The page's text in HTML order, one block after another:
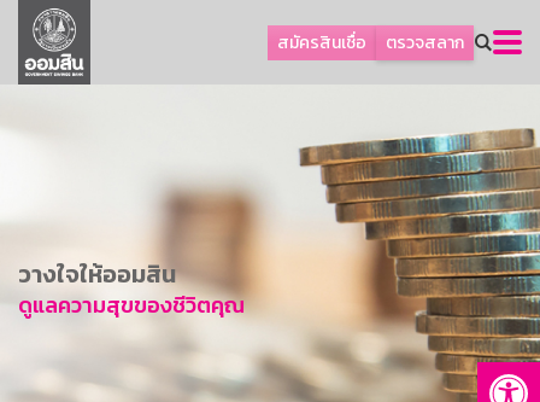
สมัครสินเชื่อ ตรวจสลาก
ลูกค้าธุรกิจ
ลูกค้าผู้ประกอบรายย่อย
เกี่ยวกับธนาคาร
ข่าวสาร
อื่นๆ
วางใจให้ออมสิน
ดูแลความสุขของชีวิตคุณ